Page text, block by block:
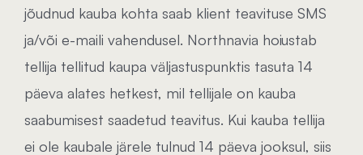
jõudnud kauba kohta saab klient teavituse SMS
ja/või e-maili vahendusel. Northnavia hoiustab
tellija tellitud kaupa väljastuspunktis tasuta 14
päeva alates hetkest, mil tellijale on kauba
saabumisest saadetud teavitus. Kui kauba tellija
ei ole kaubale järele tulnud 14 päeva jooksul, siis